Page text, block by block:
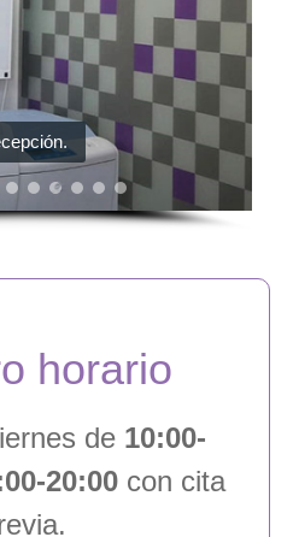
horario
de 10:00-
20:00 con cita